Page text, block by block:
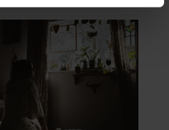
om content en advertenties te
voor social media te bieden
te analyseren. Ook delen we
van onze site met onze
adverteren en analyse. Deze
gegevens combineren met andere
heeft verstrekt of die ze hebben